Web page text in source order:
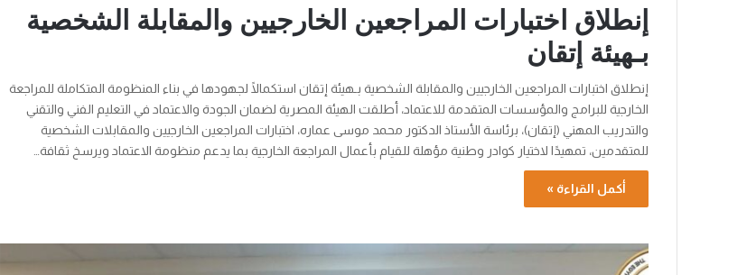
إنطلاق اختبارات المراجعين الخارجيين والمقابلة الشخصية
بـهيئة إتقان
إنطلاق اختبارات المراجعين الخارجيين والمقابلة الشخصية بـهيئة إتقان استكمالًا لجهودها في بناء المنظومة المتكاملة للمراجعة
الخارجية للبرامج والمؤسسات المتقدمة للاعتماد، أطلقت الهيئة المصرية لضمان الجودة والاعتماد في التعليم الفني والتقني
والتدريب المهني (إتقان)، برئاسة الأستاذ الدكتور محمد موسى عماره، اختبارات المراجعين الخارجيين والمقابلات الشخصية
للمتقدمين، تمهيدًا لاختيار كوادر وطنية مؤهلة للقيام بأعمال المراجعة الخارجية بما يدعم منظومة الاعتماد ويرسخ ثقافة…
أكمل القراءة »